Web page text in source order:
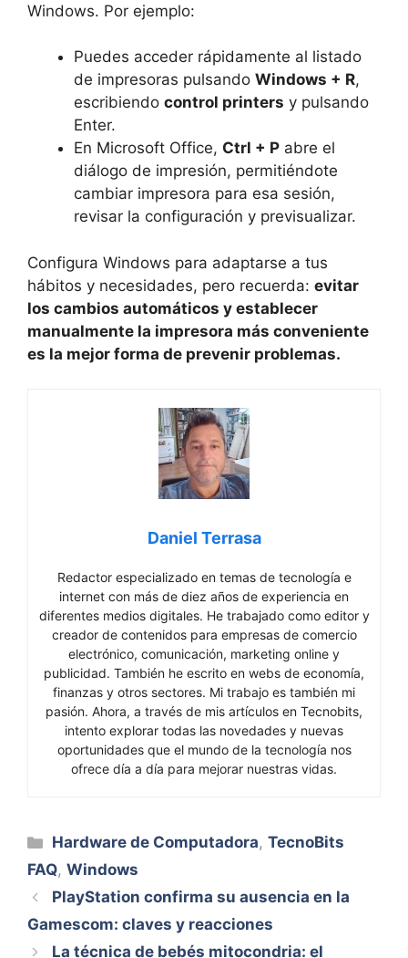
Windows. Por ejemplo:
Puedes acceder rápidamente al listado
de impresoras pulsando Windows + R,
escribiendo control printers y pulsando
Enter.
En Microsoft Office, Ctrl + P abre el
diálogo de impresión, permitiéndote
cambiar impresora para esa sesión,
revisar la configuración y previsualizar.
Configura Windows para adaptarse a tus
hábitos y necesidades, pero recuerda: evitar
los cambios automáticos y establecer
manualmente la impresora más conveniente
es la mejor forma de prevenir problemas.
Daniel Terrasa
Redactor especializado en temas de tecnología e
internet con más de diez años de experiencia en
diferentes medios digitales. He trabajado como editor y
creador de contenidos para empresas de comercio
electrónico, comunicación, marketing online y
publicidad. También he escrito en webs de economía,
finanzas y otros sectores. Mi trabajo es también mi
pasión. Ahora, a través de mis artículos en Tecnobits,
intento explorar todas las novedades y nuevas
oportunidades que el mundo de la tecnología nos
ofrece día a día para mejorar nuestras vidas.
Categorías
Hardware de Computadora,TecnoBits
FAQ, Windows
PlayStation confirma su ausencia en la
Gamescom: claves y reacciones
La técnica de bebés mitocondria: el